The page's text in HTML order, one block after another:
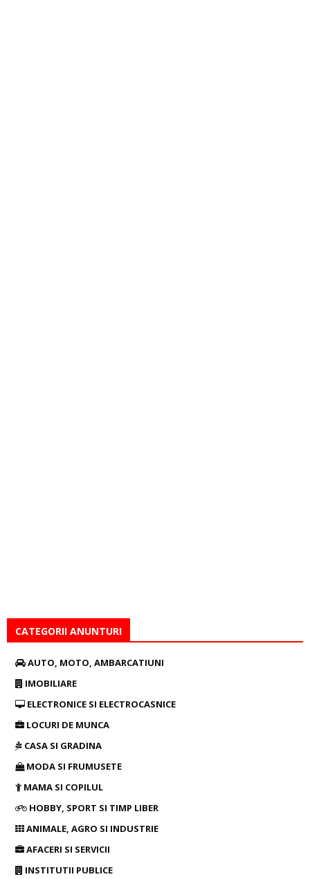
CATEGORII ANUNTURI
AUTO, MOTO, AMBARCATIUNI
IMOBILIARE
ELECTRONICE SI ELECTROCASNICE
LOCURI DE MUNCA
CASA SI GRADINA
MODA SI FRUMUSETE
MAMA SI COPILUL
HOBBY, SPORT SI TIMP LIBER
ANIMALE, AGRO SI INDUSTRIE
AFACERI SI SERVICII
INSTITUTII PUBLICE